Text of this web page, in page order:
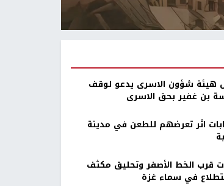
هيئة شؤون الاسرى يدعو لوقف
بن غفير بحق الاسرى
اثر تعرضهم للطعن في مدينة
قرب الخط الأصفر وتحليق مكثف
في سماء غزة